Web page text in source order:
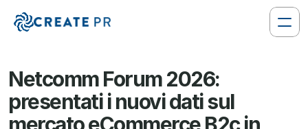
Netcomm Forum 2026:
presentati i nuovi dati sul